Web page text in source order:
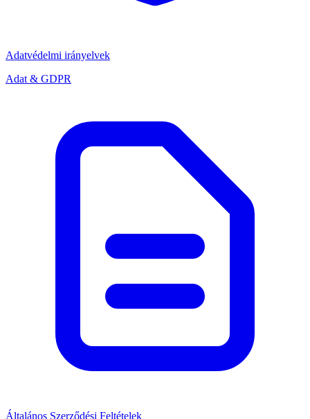
Adatvédelmi irányelvek
Adat & GDPR
Általános Szerződési Feltételek